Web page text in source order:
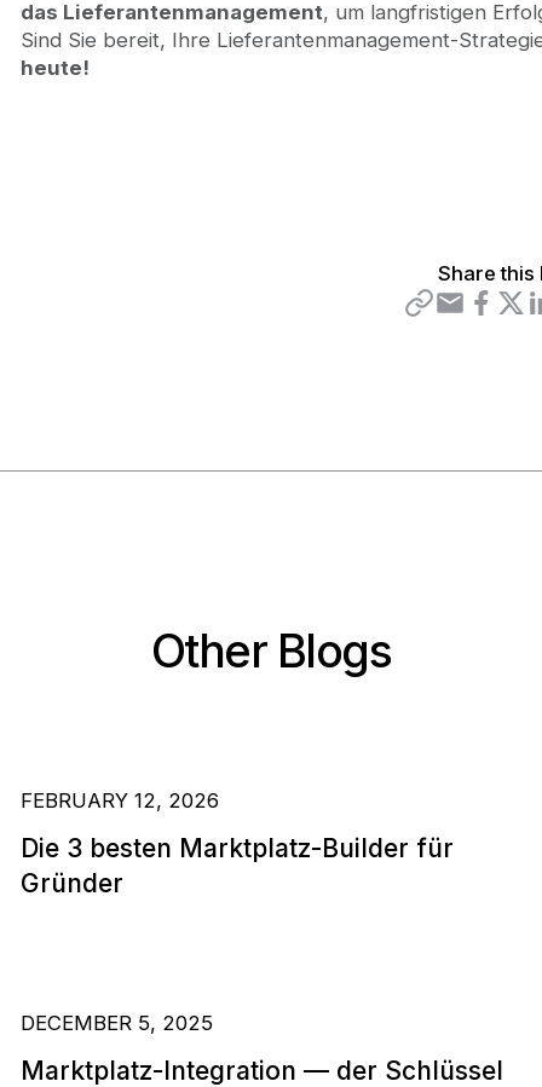
das Lieferantenmanagement, um langfristigen
Sind Sie bereit, Ihre Lieferantenmanagement-
heute!
Share this
Other Blogs
FEBRUARY 12, 2026
Die 3 besten Marktplatz-Builder für
Gründer
DECEMBER 5, 2025
Marktplatz-Integration — der Schlüssel